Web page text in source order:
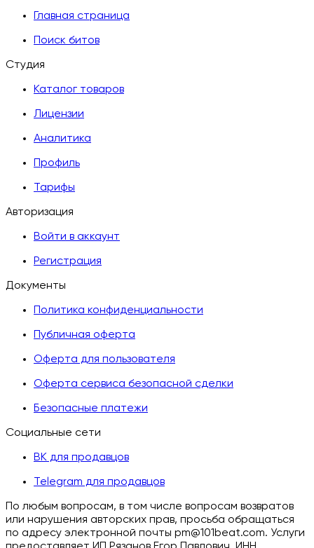
Главная страница
Поиск битов
Студия
Каталог товаров
Лицензии
Аналитика
Профиль
Тарифы
Авторизация
Войти в аккаунт
Регистрация
Документы
Политика конфиденциальности
Публичная оферта
Оферта для пользователя
Оферта сервиса безопасной сделки
Безопасные платежи
Социальные сети
ВК для продавцов
Telegram для продавцов
По любым вопросам, в том числе вопросам возвратов
или нарушения авторских прав, просьба обращаться
по адресу электронной почты pm@101beat.com. Услуги